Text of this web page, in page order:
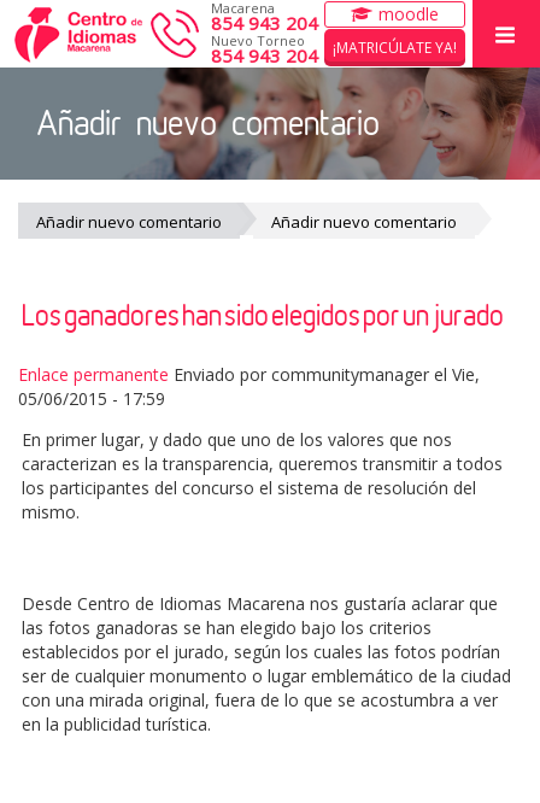
INICIO
CURSOS
EXÁMENES CAMBRIDGE
EL CENTRO
WORK WITH US
moodle
¡MATRICÚLATE YA!
Macarena
854 943 204
Nuevo Torneo
854 943 204
Añadir nuevo comentario
Añadir nuevo comentario Añadir nuevo comentario
Los ganadores han sido elegidos por un jurado
Enlace permanente Enviado por communitymanager el Vie,
05/06/2015 - 17:59
En primer lugar, y dado que uno de los valores que nos
caracterizan es la transparencia, queremos transmitir a todos
los participantes del concurso el sistema de resolución del
mismo.
Desde Centro de Idiomas Macarena nos gustaría aclarar que
las fotos ganadoras se han elegido bajo los criterios
establecidos por el jurado, según los cuales las fotos podrían
ser de cualquier monumento o lugar emblemático de la ciudad
con una mirada original, fuera de lo que se acostumbra a ver
en la publicidad turística.